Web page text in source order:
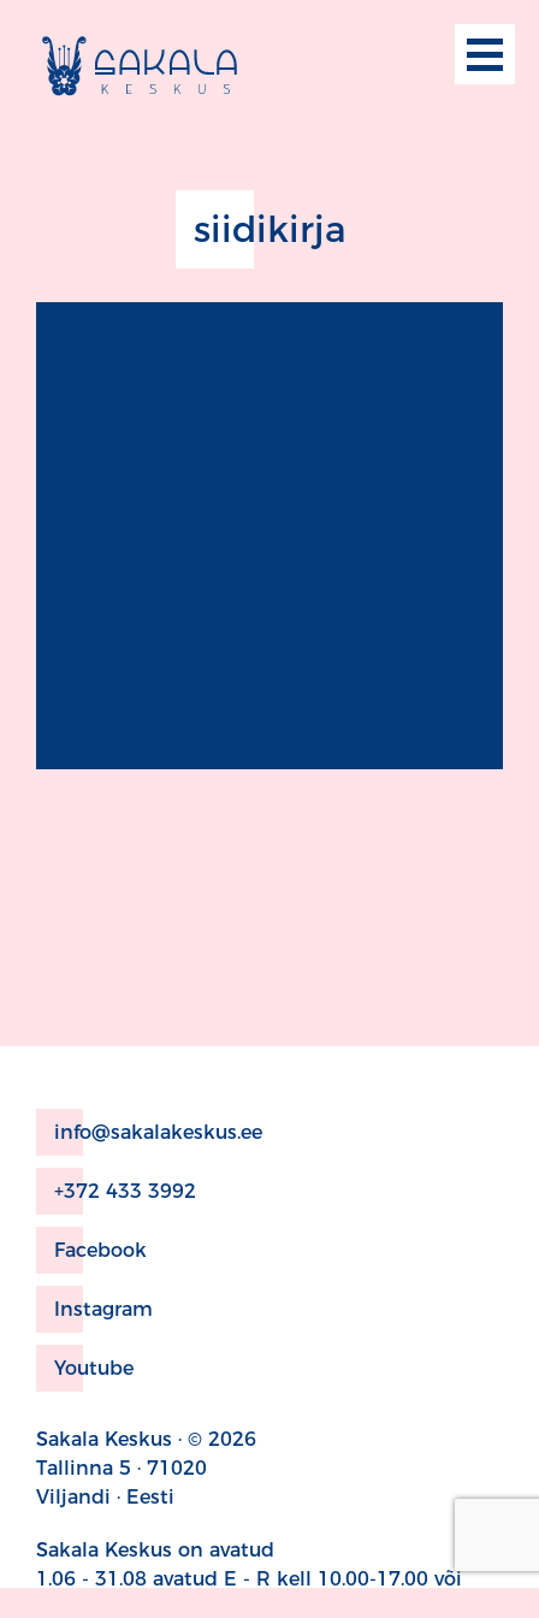
siidikirja
info@sakalakeskus.ee
+372 433 3992
Facebook
Instagram
Youtube
Sakala Keskus · © 2026
Tallinna 5 · 71020
Viljandi · Eesti
Sakala Keskus on avatud
1.06 - 31.08 avatud E - R kell 10.00-17.00 või